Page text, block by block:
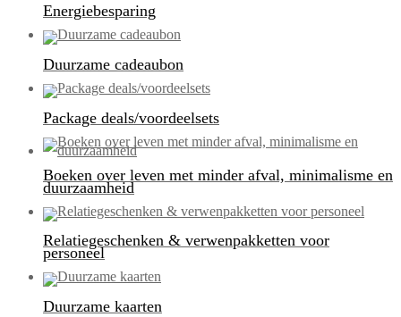
Energiebesparing
Duurzame cadeaubon
Package deals/voordeelsets
Boeken over leven met minder afval, minimalisme en
duurzaamheid
Relatiegeschenken & verwenpakketten voor
personeel
Duurzame kaarten